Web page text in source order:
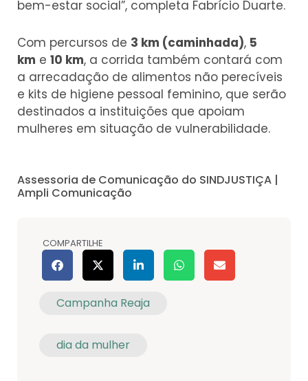
bem-estar social”, completa Fabrício Duarte.
Com percursos de 3 km (caminhada), 5
km e 10 km, a corrida também contará com
a arrecadação de alimentos não perecíveis
e kits de higiene pessoal feminino, que serão
destinados a instituições que apoiam
mulheres em situação de vulnerabilidade.
Assessoria de Comunicação do SINDJUSTIÇA |
Ampli Comunicação
COMPARTILHE
Campanha Reaja
dia da mulher